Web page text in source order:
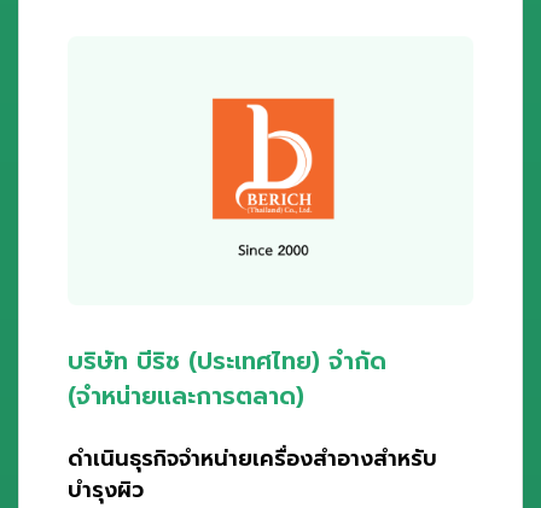
บริษัท บีริช (ประเทศไทย) จำกัด
(จำหน่ายและการตลาด)
ดำเนินธุรกิจจำหน่ายเครื่องสำอางสำหรับ
บำรุงผิว